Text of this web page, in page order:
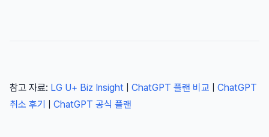
참고 자료: LG U+ Biz Insight ChatGPT 플랜 비교
ChatGPT
취소 후기
ChatGPT 공식 플랜